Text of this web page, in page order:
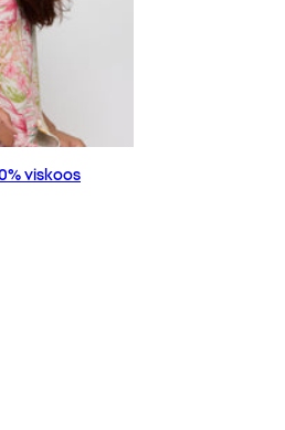
viskoos